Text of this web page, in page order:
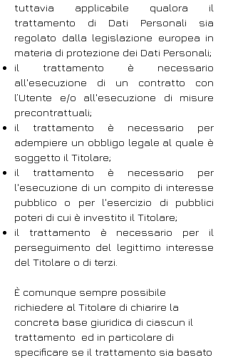
tuttavia applicabile qualora il
trattamento di Dati Personali sia
regolato dalla legislazione europea in
materia di protezione dei Dati Personali;
il trattamento è necessario
all'esecuzione di un contratto con
l’Utente e/o all'esecuzione di misure
precontrattuali;
il trattamento è necessario per
adempiere un obbligo legale al quale è
soggetto il Titolare;
il trattamento è necessario per
l'esecuzione di un compito di interesse
pubblico o per l'esercizio di pubblici
poteri di cui è investito il Titolare;
il trattamento è necessario per il
perseguimento del legittimo interesse
del Titolare o di terzi.
È comunque sempre possibile
richiedere al Titolare di chiarire la
concreta base giuridica di ciascun il
trattamento ed in particolare di
specificare se il trattamento sia basato